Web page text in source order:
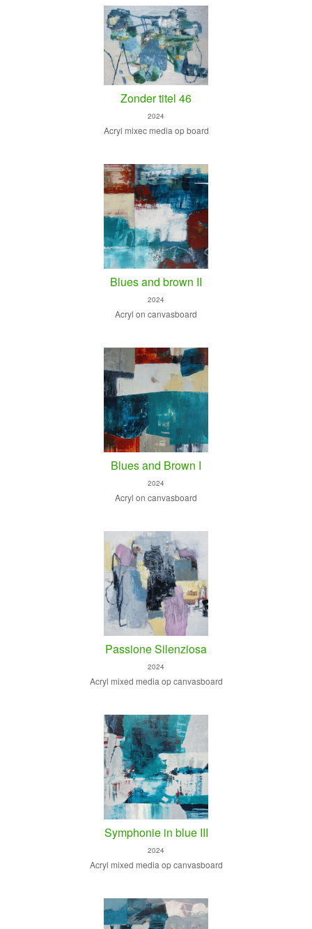
Zonder titel 46
2024
Acryl mixec media op board
Blues and brown II
2024
Acryl on canvasboard
Blues and Brown I
2024
Acryl on canvasboard
Passione Silenziosa
2024
Acryl mixed media op canvasboard
Symphonie in blue III
2024
Acryl mixed media op canvasboard